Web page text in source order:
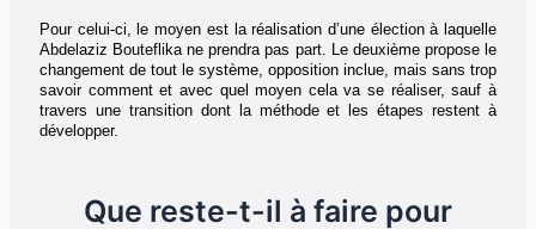
Pour celui-ci, le moyen est la réalisation d’une élection à laquelle
Abdelaziz Bouteflika ne prendra pas part. Le deuxième propose le
changement de tout le système, opposition inclue, mais sans trop
savoir comment et avec quel moyen cela va se réaliser, sauf à
travers une transition dont la méthode et les étapes restent à
développer.
Que reste-t-il à faire pour